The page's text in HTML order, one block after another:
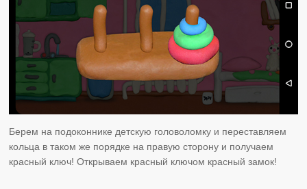
Берем на подоконнике детскую головоломку и переставляем
кольца в таком же порядке на правую сторону и получаем
красный ключ! Открываем красный ключом красный замок!